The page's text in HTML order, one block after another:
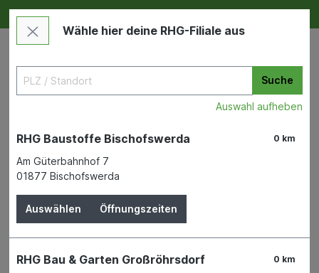
Deine RHG NEU ERLEBEN
Badtextilien und Duschvorhänge
Beckenunterschrank Finn
Wähle hier deine RHG-Filiale aus
Suche
Auswahl aufheben
0 km
RHG Baustoffe Bischofswerda
Am Güterbahnhof 7
01877 Bischofswerda
Auswählen Öffnungszeiten
0 km
RHG Bau & Garten Großröhrsdorf